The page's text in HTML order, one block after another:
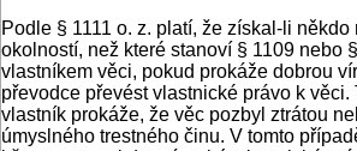
Podle § 1111 o. z. platí, že získal-li
okolností, než které stanoví § 1109 nebo
vlastníkem věci, pokud prokáže dobrou
převodce převést vlastnické právo k věci.
vlastník prokáže, že věc pozbyl ztrátou
úmyslného trestného činu. V tomto